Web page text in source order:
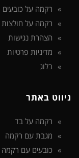
רקמה על כובעים
רקמה על חולצות
הצהרת נגישות
מדיניות פרטיות
בלוג
ניווט באתר
רקמה על בד
מגבת עם רקמה
כובעים עם רקמה